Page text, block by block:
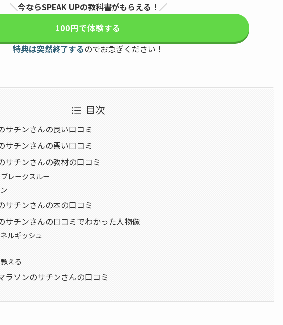
＼今ならSPEAK UPの教科書がもらえる！／
100円で体験する
特典は突然終了するのでお急ぎください！
目次
サチンさんの良い口コミ
サチンさんの悪い口コミ
サチンさんの教材の口コミ
レークスルー
サチンさんの本の口コミ
サチンさんの口コミでわかった人物像
ルギッシュ
える
ラソンのサチンさんの口コミ